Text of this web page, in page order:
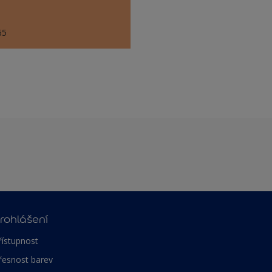
barev